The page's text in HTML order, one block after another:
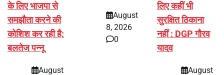
के लिए भाजपा से
समझौता करने की
कोशिश कर रही है:
बलतेज पन्नू
August
August
8, 2026
0
लिए कहीं भी
सुरक्षित ठिकाना
नहीं : DGP गौरव
यादव
August